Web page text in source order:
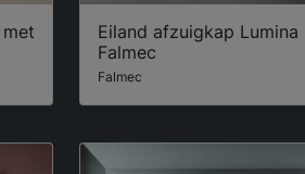
Eiland afzuigkap Lumina |
Falmec
Falmec